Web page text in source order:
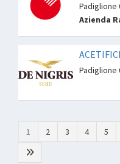
Padiglione
Azienda
Padiglione
1 2 3 4 5